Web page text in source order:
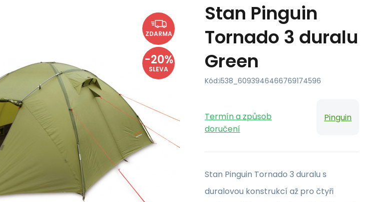
ZDARMA
-20%
SLEVA
Stan Pinguin
Tornado 3 duralu
Green
Kód:i538_6093946466769174596
Termín a způsob
doručení
Pinguin
Stan Pinguin Tornado 3 duralu s
duralovou konstrukcí až pro čtyři